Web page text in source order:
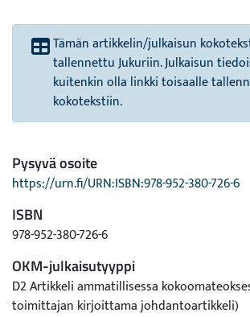
Tämän artikkelin/julkaisun
tallennettu Jukuriin. Julkaisun
kuitenkin olla linkki toisaalle
kokotekstiin.
Pysyvä osoite
https://urn.fi/URN:ISBN:978-952-380-726-6
ISBN
978-952-380-726-6
OKM-julkaisutyyppi
D2 Artikkeli ammatillisessa
toimittajan kirjoittama johdantoartikkeli)